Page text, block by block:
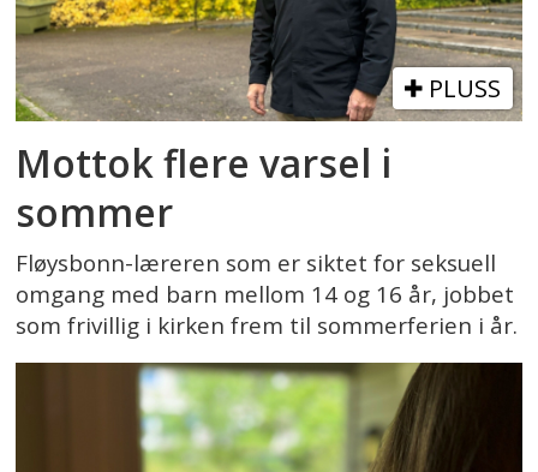
PLUSS
Mottok flere varsel i
sommer
Fløysbonn-læreren som er siktet for seksuell
omgang med barn mellom 14 og 16 år, jobbet
som frivillig i kirken frem til sommerferien i år.